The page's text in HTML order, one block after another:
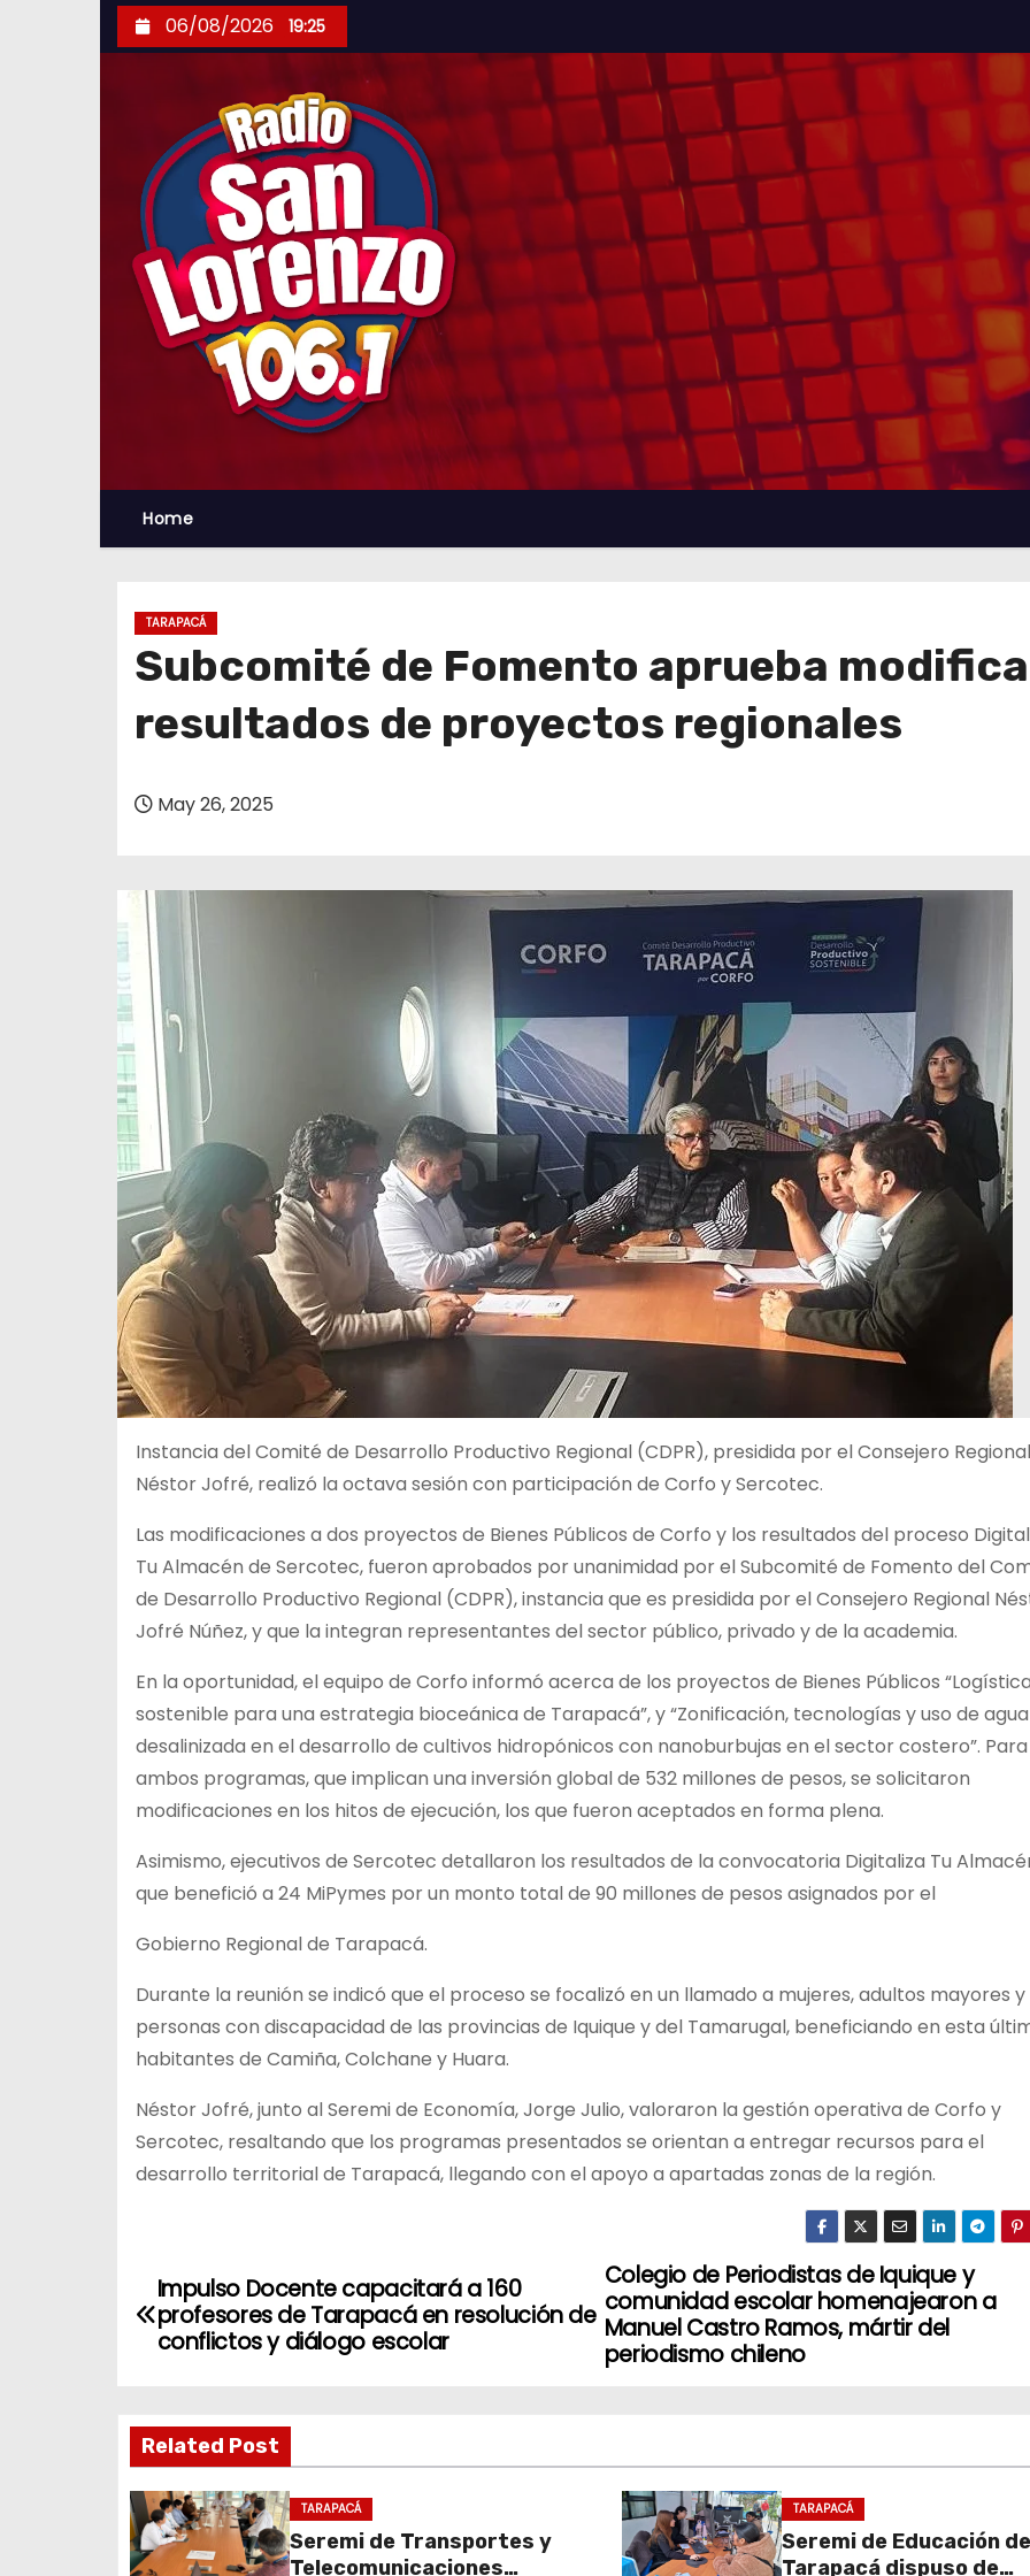
k
06/08/2026 19:25
Home
TARAPACÁ
Subcomité de Fomento aprueba
resultados de proyectos regionales
May 26, 2025
Instancia del Comité de Desarrollo Productivo Regional (CDPR), presidida por el Consejero Regional
Néstor Jofré, realizó la octava sesión con participación de Corfo y Sercotec.
Las modificaciones a dos proyectos de Bienes Públicos de Corfo y los resultados del proceso
Tu Almacén de Sercotec, fueron aprobados por unanimidad por el Subcomité de Fomento del
de Desarrollo Productivo Regional (CDPR), instancia que es presidida por el Consejero Regional
Jofré Núñez, y que la integran representantes del sector público, privado y de la academia.
En la oportunidad, el equipo de Corfo informó acerca de los proyectos de Bienes Públicos
sostenible para una estrategia bioceánica de Tarapacá”, y “Zonificación, tecnologías y uso de agua
desalinizada en el desarrollo de cultivos hidropónicos con nanoburbujas en el sector costero”. Para
ambos programas, que implican una inversión global de 532 millones de pesos, se solicitaron
modificaciones en los hitos de ejecución, los que fueron aceptados en forma plena.
Asimismo, ejecutivos de Sercotec detallaron los resultados de la convocatoria Digitaliza Tu
que benefició a 24 MiPymes por un monto total de 90 millones de pesos asignados por el
Gobierno Regional de Tarapacá.
Durante la reunión se indicó que el proceso se focalizó en un llamado a mujeres, adultos mayores y
personas con discapacidad de las provincias de Iquique y del Tamarugal, beneficiando en esta
habitantes de Camiña, Colchane y Huara.
Néstor Jofré, junto al Seremi de Economía, Jorge Julio, valoraron la gestión operativa de Corfo y
Sercotec, resaltando que los programas presentados se orientan a entregar recursos para el
desarrollo territorial de Tarapacá, llegando con el apoyo a apartadas zonas de la región.
N
a
e
g
a
Colegio de Periodistas de Iquique y
comunidad escolar homenajearon a
Manuel Castro Ramos, mártir del
periodismo chileno
Impulso Docente capacitará a 160
profesores de Tarapacá en resolución de
conflictos y diálogo escolar
Related Post
TARAPACÁ
Seremi de Transportes y
Telecomunicaciones
TARAPACÁ
Seremi de Educación de
Tarapacá dispuso de